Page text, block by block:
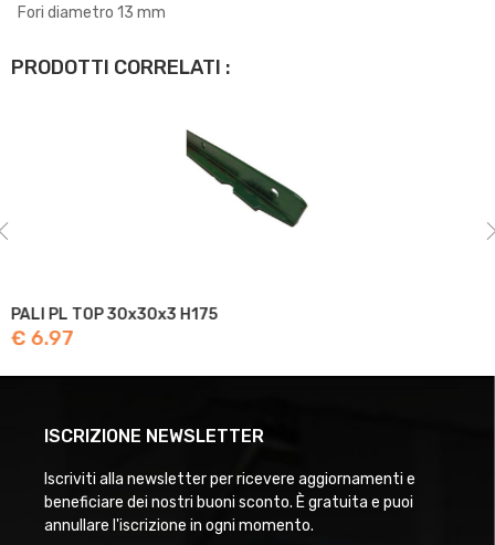
Fori diametro 13 mm
PRODOTTI CORRELATI :
PALI PL TOP 30x30x3 H175
€ 6.97
ISCRIZIONE NEWSLETTER
Iscriviti alla newsletter per ricevere aggiornamenti e
beneficiare dei nostri buoni sconto. È gratuita e puoi
annullare l'iscrizione in ogni momento.